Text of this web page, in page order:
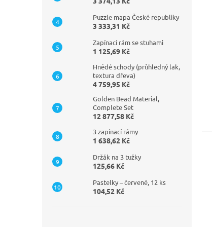
Puzzle mapa České republiky
3 333,31 Kč
Zapínací rám se stuhami
1 125,69 Kč
Hnědé schody (průhledný lak,
textura dřeva)
4 759,95 Kč
Golden Bead Material,
Complete Set
12 877,58 Kč
3 zapínací rámy
1 638,62 Kč
Držák na 3 tužky
125,66 Kč
Pastelky – červené, 12 ks
104,52 Kč